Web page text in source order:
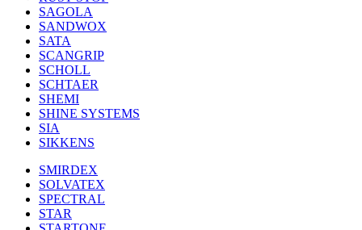
SAGOLA
SANDWOX
SATA
SCANGRIP
SCHOLL
SCHTAER
SHEMI
SHINE SYSTEMS
SIA
SIKKENS
SMIRDEX
SOLVATEX
SPECTRAL
STAR